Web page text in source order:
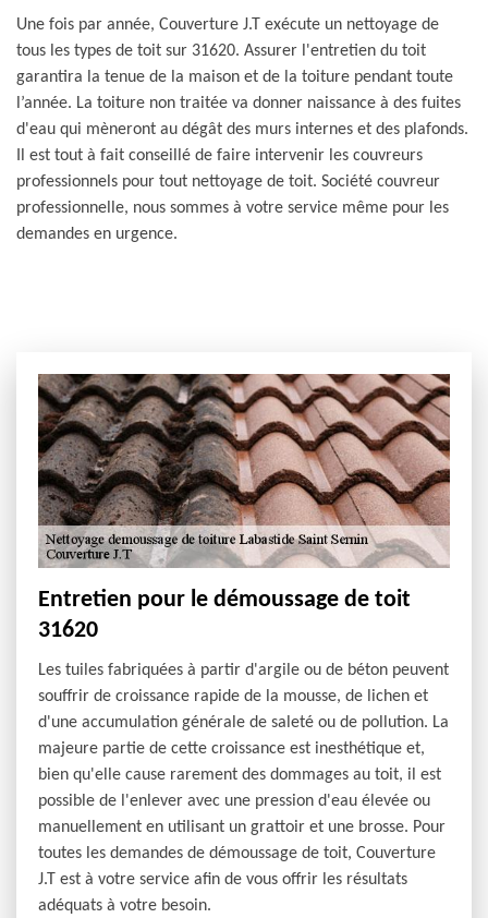
Une fois par année, Couverture J.T exécute un nettoyage de
tous les types de toit sur 31620. Assurer l'entretien du toit
garantira la tenue de la maison et de la toiture pendant toute
l’année. La toiture non traitée va donner naissance à des fuites
d'eau qui mèneront au dégât des murs internes et des plafonds.
Il est tout à fait conseillé de faire intervenir les couvreurs
professionnels pour tout nettoyage de toit. Société couvreur
professionnelle, nous sommes à votre service même pour les
demandes en urgence.
Entretien pour le démoussage de toit
31620
Les tuiles fabriquées à partir d'argile ou de béton peuvent
souffrir de croissance rapide de la mousse, de lichen et
d'une accumulation générale de saleté ou de pollution. La
majeure partie de cette croissance est inesthétique et,
bien qu'elle cause rarement des dommages au toit, il est
possible de l'enlever avec une pression d'eau élevée ou
manuellement en utilisant un grattoir et une brosse. Pour
toutes les demandes de démoussage de toit, Couverture
J.T est à votre service afin de vous offrir les résultats
adéquats à votre besoin.